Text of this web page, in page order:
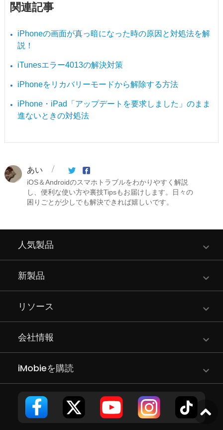
関連記事
iPhoneの画面が真っ暗になった時の原因と対処法を解
説！
iTunesエラー4013の解決対策
iPhoneをリカバリーモードから解除する方法
iPhone・iPad「アップデートを要求しました」のまま
進ないときの対処法
あい
iOS＆Androidのスマホトラブルをわかりやすく解説
し、便利な使い方や裏技Tipsもお届けします。日々の
困りごとが少しでも解決できれば嬉しいです。
人気製品
新製品
リソース
会社情報
iMobieを購読